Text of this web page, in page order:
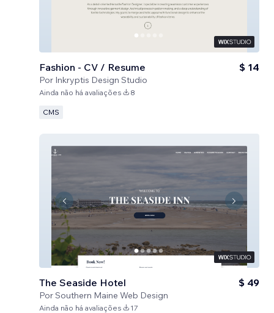
Fashion - CV / Resume
Por Inkryptis Design Studio
$ 14
Ainda não há avaliações 8
CMS
The Seaside Hotel
PorSouthern Maine Web Design
$ 49
Ainda não há avaliações 17